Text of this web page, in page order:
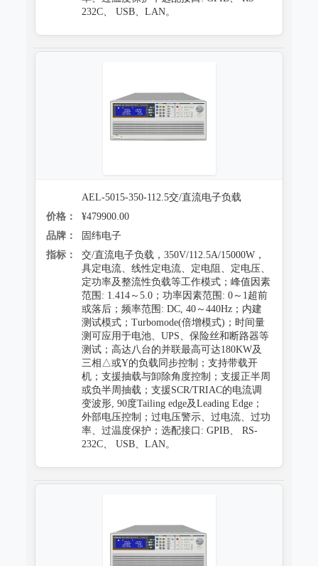
232C、 USB、LAN。
AEL-5015-350-112.5交/直流电子负载
价格：
¥479900.00
品牌：
固纬电子
指标：
交/直流电子负载，350V/112.5A/15000W，
具定电流、线性定电流、定电阻、定电压、
定功率及整流性负载等工作模式；峰值因素
范围: 1.414～5.0；功率因素范围: 0～1超前
或落后；频率范围: DC, 40～440Hz；内建
测试模式；Turbomode(倍增模式)；时间量
测可应用于电池、UPS、保险丝和断路器等
测试；高达八台的并联最高可达180KW及
三相△或Y的负载同步控制；支持带载开
机；支援抽载与卸除角度控制；支援正半周
或负半周抽载；支援SCR/TRIAC的电流调
变波形, 90度Tailing edge及Leading Edge；
外部电压控制；过电压警示、过电流、过功
率、过温度保护；选配接口: GPIB、 RS-
232C、 USB、LAN。